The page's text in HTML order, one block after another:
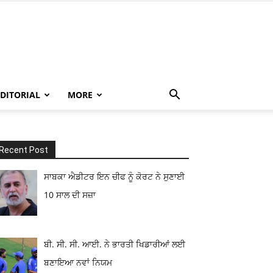
MORE
Recent Post
ਸਾਬਕਾ ਐਡੀਟਰ ਇਨ ਚੀਫ ਨੂੰ ਕੋਰਟ ਨੇ ਸੁਣਾਈ
10 ਸਾਲ ਦੀ ਸਜ਼ਾ
ਬੀ. ਸੀ. ਸੀ. ਆਈ. ਨੇ ਭਾਰਤੀ ਖਿਡਾਰੀਆਂ ਲਈ
ਬਣਾਇਆ ਨਵਾਂ ਨਿਯਮ